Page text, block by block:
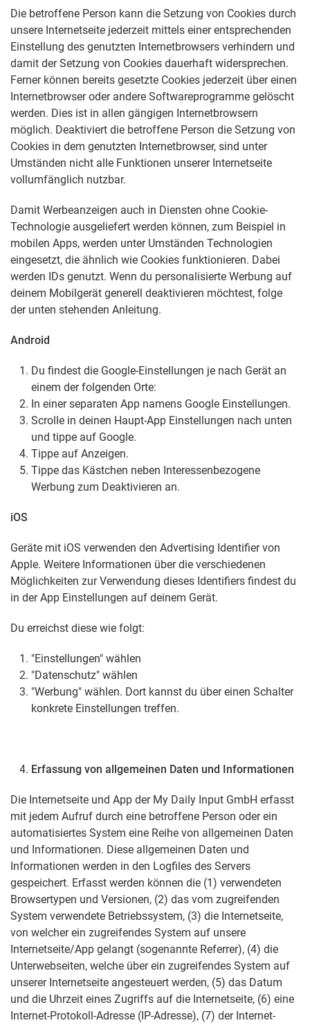
Die betroffene Person kann die Setzung von Cookies durch
unsere Internetseite jederzeit mittels einer entsprechenden
Einstellung des genutzten Internetbrowsers verhindern und
damit der Setzung von Cookies dauerhaft widersprechen.
Ferner können bereits gesetzte Cookies jederzeit über einen
Internetbrowser oder andere Softwareprogramme gelöscht
werden. Dies ist in allen gängigen Internetbrowsern
möglich. Deaktiviert die betroffene Person die Setzung von
Cookies in dem genutzten Internetbrowser, sind unter
Umständen nicht alle Funktionen unserer Internetseite
vollumfänglich nutzbar.
Damit Werbeanzeigen auch in Diensten ohne Cookie-
Technologie ausgeliefert werden können, zum Beispiel in
mobilen Apps, werden unter Umständen Technologien
eingesetzt, die ähnlich wie Cookies funktionieren. Dabei
werden IDs genutzt. Wenn du personalisierte Werbung auf
deinem Mobilgerät generell deaktivieren möchtest, folge
der unten stehenden Anleitung.
Android
Du findest die Google-Einstellungen je nach Gerät an
einem der folgenden Orte:
In einer separaten App namens Google Einstellungen.
Scrolle in deinen Haupt-App Einstellungen nach unten
und tippe auf Google.
Tippe auf Anzeigen.
Tippe das Kästchen neben Interessenbezogene
Werbung zum Deaktivieren an.
iOS
Geräte mit iOS verwenden den Advertising Identifier von
Apple. Weitere Informationen über die verschiedenen
Möglichkeiten zur Verwendung dieses Identifiers findest du
in der App Einstellungen auf deinem Gerät.
Du erreichst diese wie folgt:
"Einstellungen" wählen
"Datenschutz" wählen
"Werbung" wählen. Dort kannst du über einen Schalter
konkrete Einstellungen treffen.
Erfassung von allgemeinen Daten und Informationen
Die Internetseite und App der My Daily Input GmbH erfasst
mit jedem Aufruf durch eine betroffene Person oder ein
automatisiertes System eine Reihe von allgemeinen Daten
und Informationen. Diese allgemeinen Daten und
Informationen werden in den Logfiles des Servers
gespeichert. Erfasst werden können die (1) verwendeten
Browsertypen und Versionen, (2) das vom zugreifenden
System verwendete Betriebssystem, (3) die Internetseite,
von welcher ein zugreifendes System auf unsere
Internetseite/App gelangt (sogenannte Referrer), (4) die
Unterwebseiten, welche über ein zugreifendes System auf
unserer Internetseite angesteuert werden, (5) das Datum
und die Uhrzeit eines Zugriffs auf die Internetseite, (6) eine
Internet-Protokoll-Adresse (IP-Adresse), (7) der Internet-